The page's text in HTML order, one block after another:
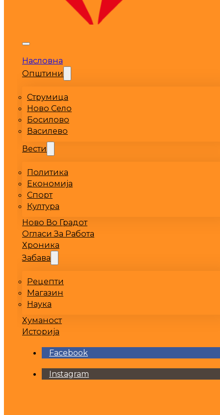
Насловна
Општини
Струмица
Ново Село
Босилово
Василево
Вести
Политика
Економија
Спорт
Култура
Ново Во Градот
Огласи За Работа
Хроника
Забава
Рецепти
Магазин
Наука
Хуманост
Историја
Facebook
Instagram